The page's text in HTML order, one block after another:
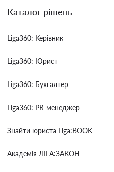
Каталог рішень
Liga360: Керівник
Liga360: Юрист
Liga360: Бухгалтер
Liga360: PR-менеджер
Знайти юриста Liga:BOOK
Академія ЛІГА:ЗАКОН